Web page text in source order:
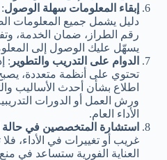
إبقاء المعلومات سهلة الوصول
دليل يشمل جميع المعلومات
رقم الطراز، ضمان الخدمة،
يسهّل عليك الوصول إلى
الدوام على التدريب والتطوير :
تحتوي على أنظمة متعددة،
اطلاع بشأن أحدث الأساليب
ورش العمل أو الدورات
الأداء العام.
استشارة المتخصصين في حالة
غريب أو تغييرات في الأداء،
العناية الفورية ستساعد في